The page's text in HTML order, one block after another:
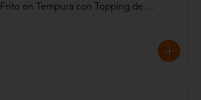
Frito en Tempura con Topping de